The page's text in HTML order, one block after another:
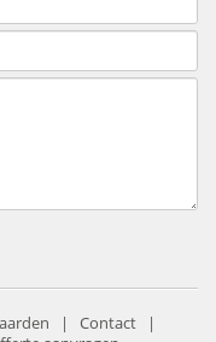
| Contact |